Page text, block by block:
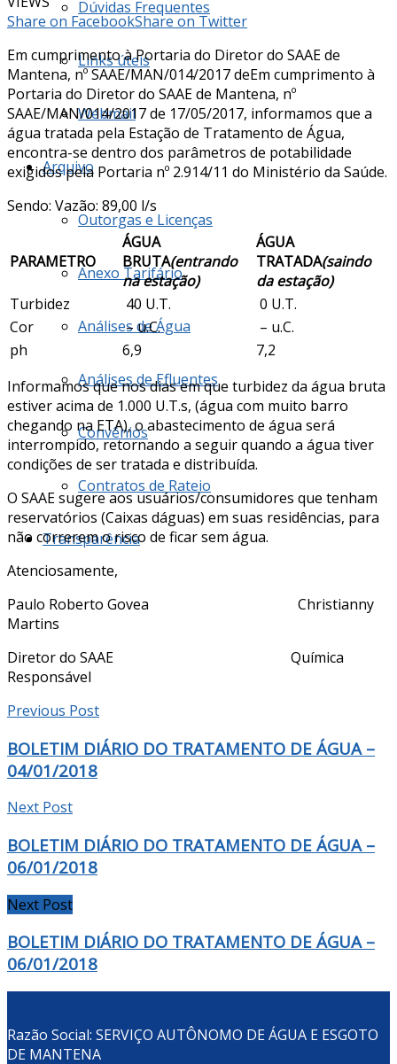
Dúvidas Frequentes
Links úteis
Webmail
Arquivo
Outorgas e Licenças
Anexo Tarifário
Análises de Água
Análises de Efluentes
Convênios
Contratos de Rateio
Transparência
Share on FacebookShare on Twitter
Em cumprimento à Portaria do Diretor do SAAE de
Mantena, nº SAAE/MAN/014/2017 deEm cumprimento à
Portaria do Diretor do SAAE de Mantena, nº
SAAE/MAN/014/2017 de 17/05/2017, informamos que a
água tratada pela Estação de Tratamento de Água,
encontra-se dentro dos parâmetros de potabilidade
exigidos pela Portaria nº 2.914/11 do Ministério da Saúde.
Sendo: Vazão: 89,00 l/s
PARAMETRO
ÁGUA
BRUTA(entrando
na estação)
ÁGUA
TRATADA(saindo
da estação)
Turbidez
40 U.T.
0 U.T.
Cor
– u.C.
– u.C.
ph
6,9
7,2
Informamos que nos dias em que turbidez da água bruta
estiver acima de 1.000 U.T.s, (água com muito barro
chegando na ETA), o abastecimento de água será
interrompido, retornando a seguir quando a água tiver
condições de ser tratada e distribuída.
O SAAE sugere aos usuários/consumidores que tenham
reservatórios (Caixas dáguas) em suas residências, para
não correrem o risco de ficar sem água.
Atenciosamente,
Paulo Roberto Govea Christianny
Martins
Diretor do SAAE Química
Responsável
Previous Post
BOLETIM DIÁRIO DO TRATAMENTO DE ÁGUA –
04/01/2018
Next Post
BOLETIM DIÁRIO DO TRATAMENTO DE ÁGUA –
06/01/2018
Next Post
BOLETIM DIÁRIO DO TRATAMENTO DE ÁGUA –
06/01/2018
Razão Social: SERVIÇO AUTÔNOMO DE ÁGUA E ESGOTO
DE MANTENA